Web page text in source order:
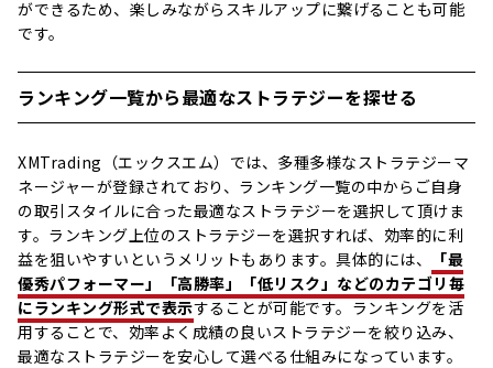
ができるため、楽しみながらスキルアップに繋げることも可能
です。
ランキング一覧から最適なストラテジーを探せる
XMTrading（エックスエム）では、多種多様なストラテジーマ
ネージャーが登録されており、ランキング一覧の中からご自身
の取引スタイルに合った最適なストラテジーを選択して頂けま
す。ランキング上位のストラテジーを選択すれば、効率的に利
益を狙いやすいというメリットもあります。具体的には、
「最
優秀パフォーマー」「高勝率」「低リスク」などのカテゴリ毎
にランキング形式で表示することが可能です。ランキングを活
用することで、効率よく成績の良いストラテジーを絞り込み、
最適なストラテジーを安心して選べる仕組みになっています。